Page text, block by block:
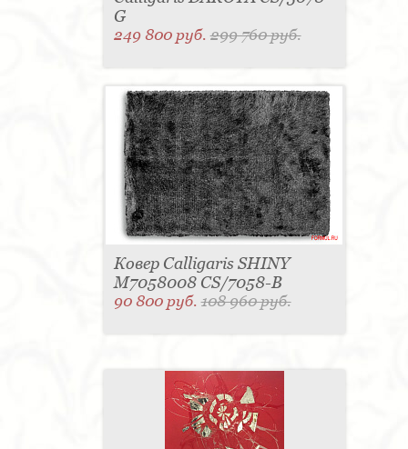
G
249 800 руб.299 760 руб.
Ковер Calligaris SHINY
M7058008 CS/7058-B
90 800 руб.108 960 руб.